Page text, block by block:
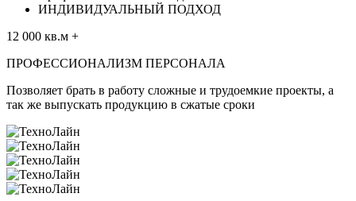
ИНДИВИДУАЛЬНЫЙ ПОДХОД
12 000 кв.м +
ПРОФЕССИОНАЛИЗМ ПЕРСОНАЛА
Позволяет брать в работу сложные и трудоемкие проекты, а
так же выпускать продукцию в сжатые сроки